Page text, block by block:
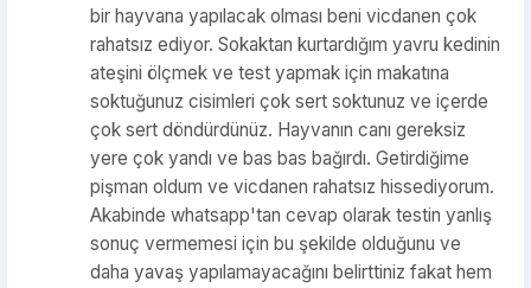
bir hayvana yapılacak olması beni vicdanen çok
rahatsız ediyor. Sokaktan kurtardığım yavru kedinin
ateşini ölçmek ve test yapmak için makatına
soktuğunuz cisimleri çok sert soktunuz ve içerde
çok sert döndürdünüz. Hayvanın canı gereksiz
yere çok yandı ve bas bas bağırdı. Getirdiğime
pişman oldum ve vicdanen rahatsız hissediyorum.
Akabinde whatsapp'tan cevap olarak testin yanlış
sonuç vermemesi için bu şekilde olduğunu ve
daha yavaş yapılamayacağını belirttiniz fakat hem